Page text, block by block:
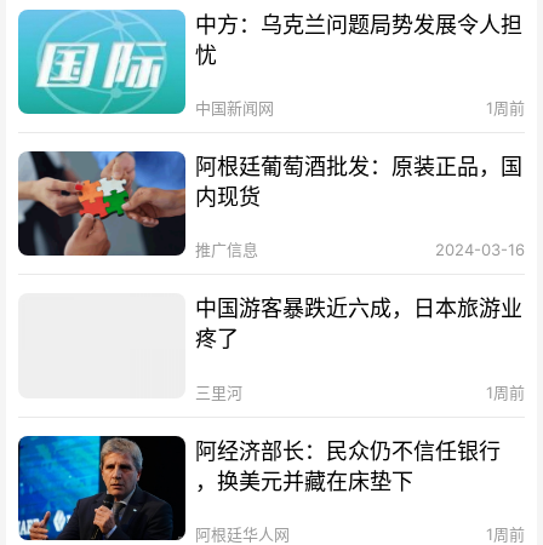
中方：乌克兰问题局势发展令人担
忧
中国新闻网 1周前
阿根廷葡萄酒批发：原装正品，国
内现货
推广信息 2024-03-16
中国游客暴跌近六成，日本旅游业
疼了
三里河 1周前
阿经济部长：民众仍不信任银行
，换美元并藏在床垫下
阿根廷华人网 1周前